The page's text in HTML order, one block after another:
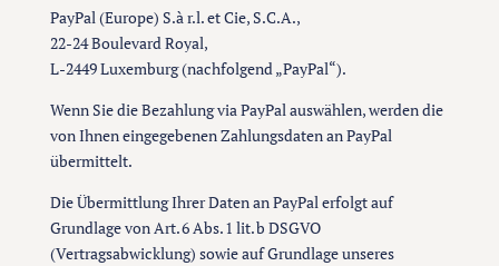
PayPal (Europe) S.à r.l. et Cie, S.C.A.,
22-24 Boulevard Royal,
L-2449 Luxemburg (nachfolgend „PayPal“).
Wenn Sie die Bezahlung via PayPal auswählen, werden die
von Ihnen eingegebenen Zahlungsdaten an PayPal
übermittelt.
Die Übermittlung Ihrer Daten an PayPal erfolgt auf
Grundlage von Art. 6 Abs. 1 lit. b DSGVO
(Vertragsabwicklung) sowie auf Grundlage unseres